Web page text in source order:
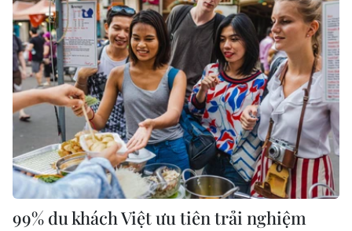
99% du khách Việt ưu tiên trải nghiệm